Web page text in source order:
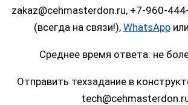
zakaz@cehmasterdon.ru, +7-960-
(всегда на связи!), WhatsAppили
Среднее время ответа: не
Отправить техзадание в